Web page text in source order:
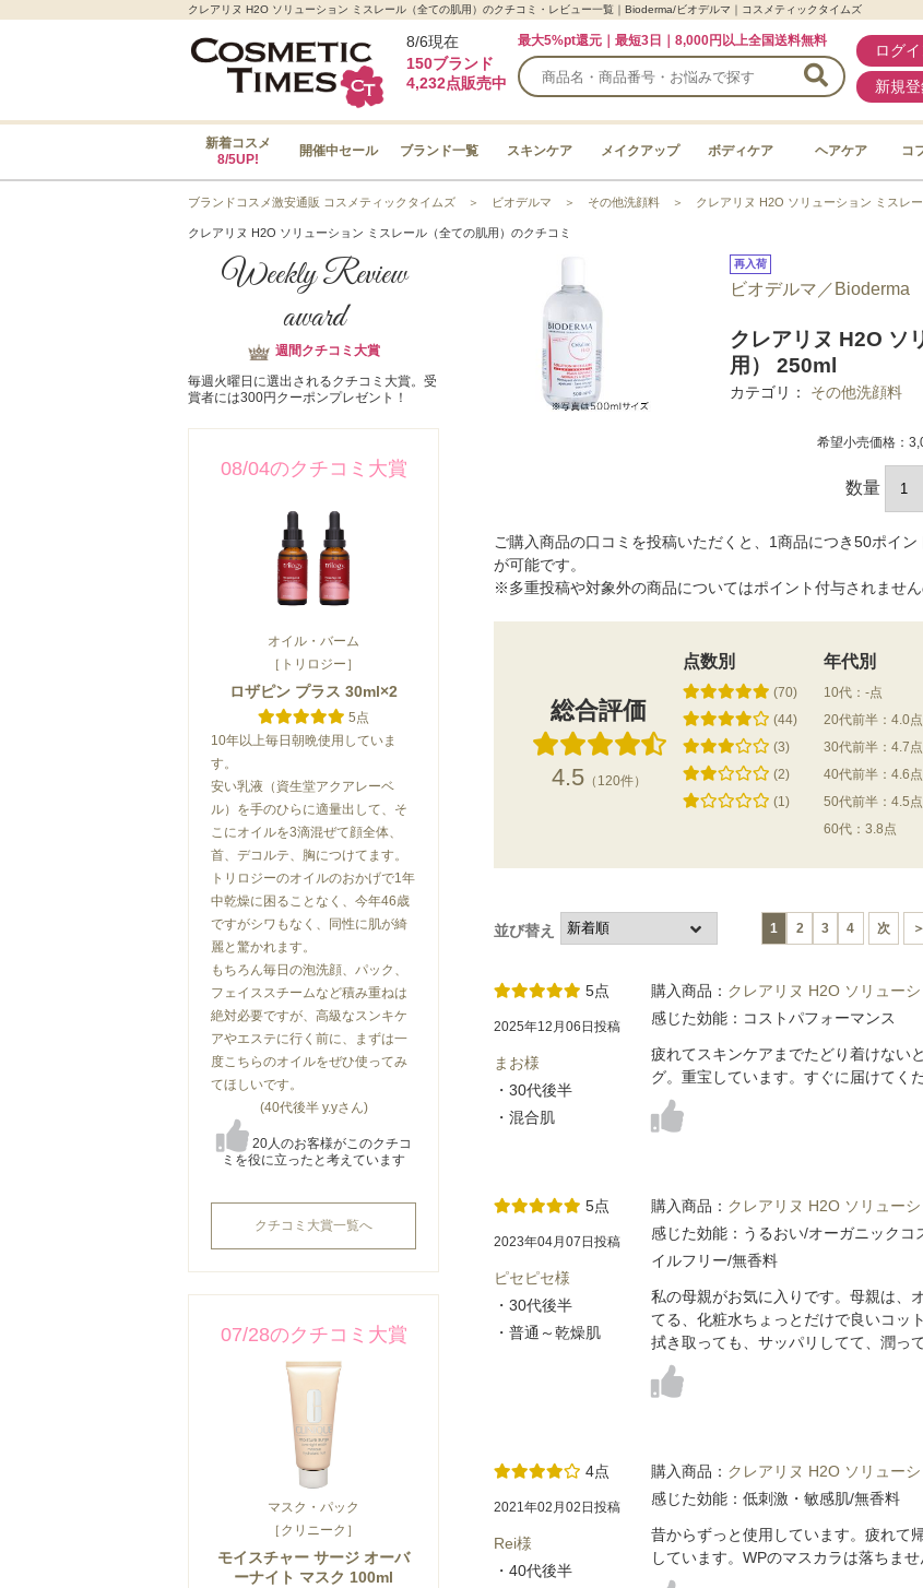
クレアリヌ H2O ソリューション ミスレール（全ての肌用）のクチコミ・レビュー一覧｜Bioderma/ビオデルマ｜コスメティックタイムズ
8/6現在
150ブランド
4,232点販売中
最大5%pt還元｜最短3日｜8,000円以上全国送料無料
ログ
新規
新着コスメ
8/5UP!
開催中セール ブランド一覧 スキンケア メイクアップ ボディケア ヘアケア コ
ブランドコスメ激安通販 コスメティックタイムズ ＞ ビオデルマ ＞ その他洗顔料 ＞ クレアリヌ H2O ソリューション ミスレー
クレアリヌ H2O ソリューション ミスレール（全ての肌用）のクチコミ
Weekly Review
award
週間クチコミ大賞
毎週火曜日に選出されるクチコミ大賞。受
賞者には300円クーポンプレゼント！
08/04のクチコミ大賞
オイル・バーム
［トリロジー］
ロザピン プラス 30ml×2
5点
10年以上毎日朝晩使用していま
す。
安い乳液（資生堂アクアレーベ
ル）を手のひらに適量出して、そ
こにオイルを3滴混ぜて顔全体、
首、デコルテ、胸につけてます。
トリロジーのオイルのおかげで1年
中乾燥に困ることなく、今年46歳
ですがシワもなく、同性に肌が綺
麗と驚かれます。
もちろん毎日の泡洗顔、パック、
フェイススチームなど積み重ねは
絶対必要ですが、高級なスンキケ
アやエステに行く前に、まずは一
度こちらのオイルをぜひ使ってみ
てほしいです。
(40代後半 y.yさん)
20人のお客様がこのクチコ
ミを役に立ったと考えています
クチコミ大賞一覧へ
07/28のクチコミ大賞
マスク・パック
［クリニーク］
モイスチャー サージ オーバ
ーナイト マスク 100ml
再入荷
ビオデルマ／Bioderma
クレアリヌ H2O ソ
用） 250ml
カテゴリ： その他洗顔料
希望小売価格：
数量
ご購入商品の口コミを投稿いただくと、1商品につき50ポイ
が可能です。
※多重投稿や対象外の商品についてはポイント付与されません
総合評価
4.5（120件）
点数別 年代別
(70) 10代：-点
(44)
20代前半：4.0点
(3)
30代前半：4.7点
(2)
40代前半：4.6点
(1)
50代前半：4.5点
60代：3.8点
並び替え 1 2 3 4 次
5点
2025年12月06日投稿
まお様
・30代後半
・混合肌
購入商品： クレアリヌ H2O ソリュー
感じた効能：コストパフォーマンス
疲れてスキンケアまでたどり着けない
グ。重宝しています。すぐに届けてく
5点
2023年04月07日投稿
ピセピセ様
・30代後半
・普通～乾燥肌
購入商品： クレアリヌ H2O ソリュー
感じた効能：うるおい/オーガニック
イルフリー/無香料
私の母親がお気に入りです。母親は、
てる、化粧水ちょっとだけで良いコッ
拭き取っても、サッパリしてて、潤っ
4点
2021年02月02日投稿
Rei様
・40代後半
購入商品： クレアリヌ H2O ソリュー
感じた効能：低刺激・敏感肌/無香料
昔からずっと使用しています。疲れて
しています。WPのマスカラは落ちま